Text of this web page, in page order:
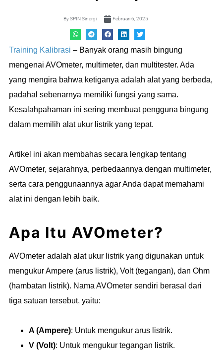
BySPIN Sinergi Februari 6, 2025
Training Kalibrasi – Banyak orang masih bingung
mengenai AVOmeter, multimeter, dan multitester. Ada
yang mengira bahwa ketiganya adalah alat yang berbeda,
padahal sebenarnya memiliki fungsi yang sama.
Kesalahpahaman ini sering membuat pengguna bingung
dalam memilih alat ukur listrik yang tepat.
Artikel ini akan membahas secara lengkap tentang
AVOmeter, sejarahnya, perbedaannya dengan multimeter,
serta cara penggunaannya agar Anda dapat memahami
alat ini dengan lebih baik.
Apa Itu AVOmeter?
AVOmeter adalah alat ukur listrik yang digunakan untuk
mengukur Ampere (arus listrik), Volt (tegangan), dan Ohm
(hambatan listrik). Nama AVOmeter sendiri berasal dari
tiga satuan tersebut, yaitu:
A (Ampere): Untuk mengukur arus listrik.
V (Volt): Untuk mengukur tegangan listrik.